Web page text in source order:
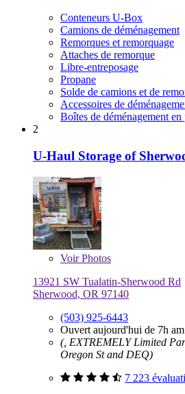
Conteneurs U-Box
Camions de déménagement
Remorques et remorquage
Attaches de remorque
Libre-entreposage
Propane
Solde de camions et de
Accessoires de
Boîtes de déménagement en
2
U-Haul Storage of
VoirPhotos
13921 SW Tualatin-Sherwood Rd
Sherwood, OR 97140
(503) 925-6443
Ouvert aujourd'hui de 7h
(, EXTREMELY Limited
Oregon St and DEQ)
7 223